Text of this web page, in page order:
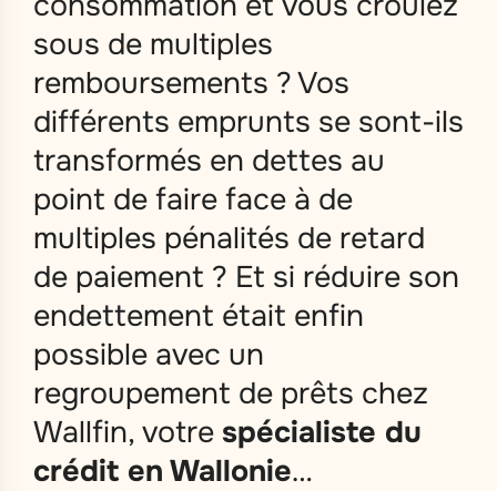
sous de multiples
remboursements ? Vos
différents emprunts se sont-ils
transformés en dettes au
point de faire face à de
multiples pénalités de retard
de paiement ? Et si réduire son
endettement était enfin
possible avec un
regroupement de prêts chez
Wallfin, votre spécialiste du
crédit en Wallonie…